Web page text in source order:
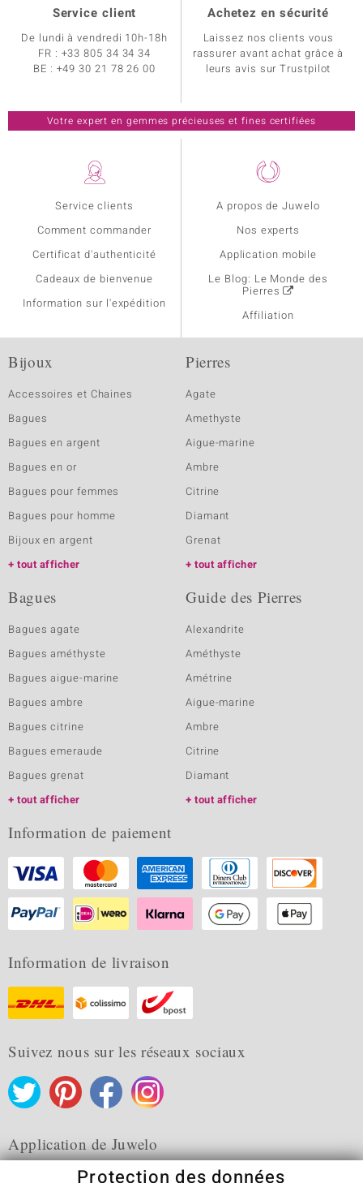
Service clients
Comment commander
Certificat d'authenticité
Cadeaux de bienvenue
Information sur l'expédition
A propos de Juwelo
Nos experts
Application mobile
Le Blog: Le Monde des
Pierres
Affiliation
Service client
De lundi à vendredi 10h-18h
FR : +33 805 34 34 34
BE : +49 30 21 78 26 00
Achetez en sécurité
Laissez nos clients vous
rassurer avant achat grâce à
leurs avis sur Trustpilot
Votre expert en gemmes précieuses et fines certifiées
Bijoux
Accessoires et Chaines
Bagues
Bagues en argent
Bagues en or
Bagues pour femmes
Bagues pour homme
Bijoux en argent
tout afficher
Pierres
Agate
Amethyste
Aigue-marine
Ambre
Citrine
Diamant
Grenat
tout afficher
Bagues
Bagues agate
Bagues améthyste
Bagues aigue-marine
Bagues ambre
Bagues citrine
Bagues emeraude
Bagues grenat
tout afficher
Guide des Pierres
Alexandrite
Améthyste
Amétrine
Aigue-marine
Ambre
Citrine
Diamant
tout afficher
Information de paiement
Information de livraison
Suivez nous sur les réseaux sociaux
Application de Juwelo
Protection des données